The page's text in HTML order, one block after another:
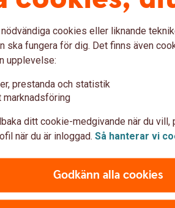
någonstans?
alla mina autogirobetalningar?
konto?
nödvändiga cookies eller liknande
ska fungera för dig. Det finns även
upplevelse:
prestanda och statistik
marknadsföring
ditt cookie-medgivande när du
när du är inloggad. Så hanterar vi
Godkänn alla cookies